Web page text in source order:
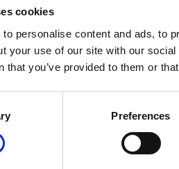
cookies
personalise content and ads, to
your use of our site with our
that you’ve provided to them or
Preferences
BLI MEDLEM